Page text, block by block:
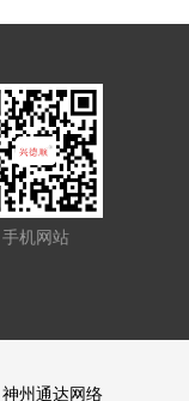
手机网站
神州通达网络